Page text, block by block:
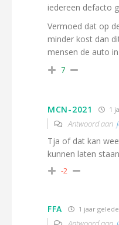
iedereen defacto
Vermoed dat op
minder kost dan
mensen de auto
7
MCN-2021 1
Antwoord aan
Tja of dat kan
kunnen laten staan
-2
FFA 1 jaar